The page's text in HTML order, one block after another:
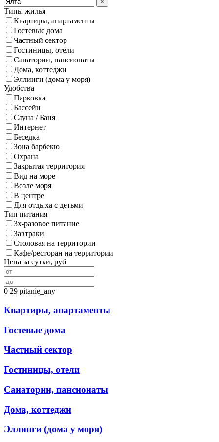
×
Типы жилья
Квартиры, апартаменты
Гостевые дома
Частный сектор
Гостиницы, отели
Санатории, пансионаты
Дома, коттеджи
Эллинги (дома у моря)
Удобства
Парковка
Бассейн
Сауна / Баня
Интернет
Беседка
Зона барбекю
Охрана
Закрытая территория
Вид на море
Возле моря
В центре
Для отдыха с детьми
Тип питания
3х-разовое питание
Завтраки
Столовая на территории
Кафе/ресторан на территории
Цена за сутки, руб
0 29 pitanie_any
Квартиры, апартаменты
Гостевые дома
Частный сектор
Гостиницы, отели
Санатории, пансионаты
Дома, коттеджи
Эллинги (дома у моря)